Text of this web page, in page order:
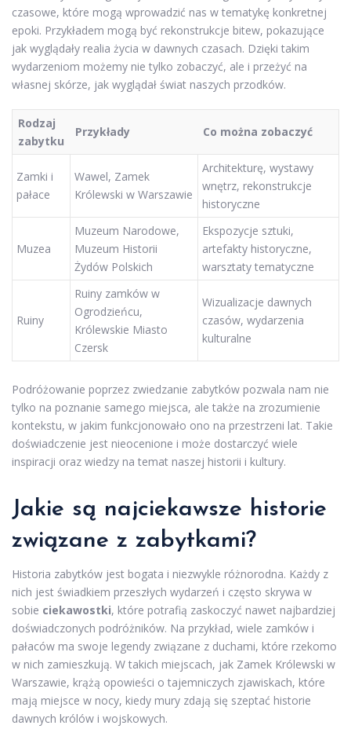
czasowe, które mogą wprowadzić nas w tematykę konkretnej
epoki. Przykładem mogą być rekonstrukcje bitew, pokazujące
jak wyglądały realia życia w dawnych czasach. Dzięki takim
wydarzeniom możemy nie tylko zobaczyć, ale i przeżyć na
własnej skórze, jak wyglądał świat naszych przodków.
Rodzaj
zabytku
Przykłady Co można zobaczyć
Zamki i
pałace
Wawel, Zamek
Królewski w Warszawie
Architekturę, wystawy
wnętrz, rekonstrukcje
historyczne
Muzea
Muzeum Narodowe,
Muzeum Historii
Żydów Polskich
Ekspozycje sztuki,
artefakty historyczne,
warsztaty tematyczne
Ruiny
Ruiny zamków w
Ogrodzieńcu,
Królewskie Miasto
Czersk
Wizualizacje dawnych
czasów, wydarzenia
kulturalne
Podróżowanie poprzez zwiedzanie zabytków pozwala nam nie
tylko na poznanie samego miejsca, ale także na zrozumienie
kontekstu, w jakim funkcjonowało ono na przestrzeni lat. Takie
doświadczenie jest nieocenione i może dostarczyć wiele
inspiracji oraz wiedzy na temat naszej historii i kultury.
Jakie są najciekawsze historie
związane z zabytkami?
Historia zabytków jest bogata i niezwykle różnorodna. Każdy z
nich jest świadkiem przeszłych wydarzeń i często skrywa w
sobie ciekawostki, które potrafią zaskoczyć nawet najbardziej
doświadczonych podróżników. Na przykład, wiele zamków i
pałaców ma swoje legendy związane z duchami, które rzekomo
w nich zamieszkują. W takich miejscach, jak Zamek Królewski w
Warszawie, krążą opowieści o tajemniczych zjawiskach, które
mają miejsce w nocy, kiedy mury zdają się szeptać historie
dawnych królów i wojskowych.